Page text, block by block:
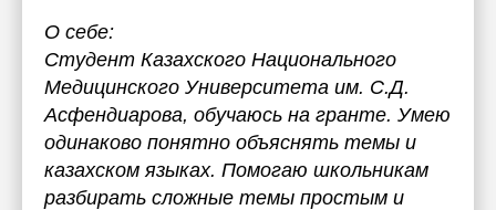
О себе:
Студент Казахского Национального
Медицинского Университета им. С.Д.
Асфендиарова, обучаюсь на гранте. Умею
одинаково понятно объяснять темы и
казахском языках. Помогаю школьникам
разбирать сложные темы простым и